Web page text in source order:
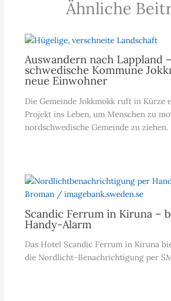
Ähnliche
Auswandern nach Lappland
schwedische Kommune
neue Einwohner
Die Gemeinde Jokkmokk ruft in Kürze
Projekt ins Leben, um Menschen zu
nordschwedische Gemeinde zu ziehen.
Scandic Ferrum in Kiruna –
Handy-Alarm
Das Hotel Scandic Ferrum in Kiruna
die Nordlicht-Benachrichtigung per